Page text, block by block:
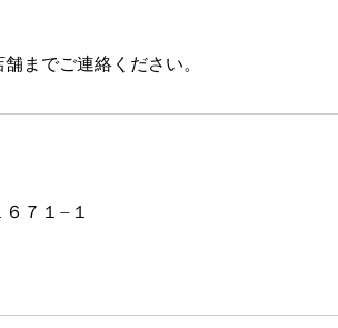
までご連絡ください。
７１−１